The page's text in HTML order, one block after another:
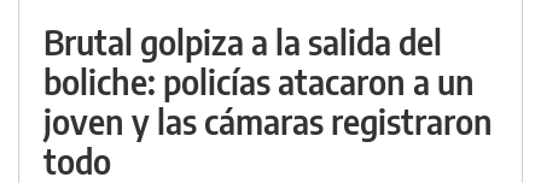
Brutal golpiza a la salida del
boliche: policías atacaron a un
joven y las cámaras registraron
todo